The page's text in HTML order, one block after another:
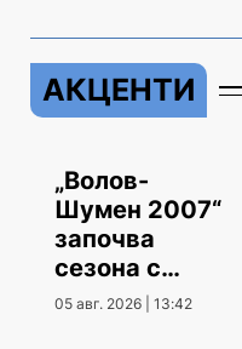
АКЦЕНТИ
„Волов-
Шумен 2007“
започва
сезона с
гостуване
05 авг. 2026 | 13:42